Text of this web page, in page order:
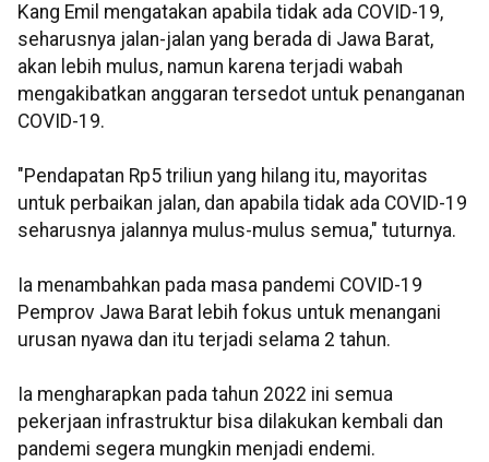
Kang Emil mengatakan apabila tidak ada COVID-19,
seharusnya jalan-jalan yang berada di Jawa Barat,
akan lebih mulus, namun karena terjadi wabah
mengakibatkan anggaran tersedot untuk penanganan
COVID-19.
"Pendapatan Rp5 triliun yang hilang itu, mayoritas
untuk perbaikan jalan, dan apabila tidak ada COVID-19
seharusnya jalannya mulus-mulus semua," tuturnya.
Ia menambahkan pada masa pandemi COVID-19
Pemprov Jawa Barat lebih fokus untuk menangani
urusan nyawa dan itu terjadi selama 2 tahun.
Ia mengharapkan pada tahun 2022 ini semua
pekerjaan infrastruktur bisa dilakukan kembali dan
pandemi segera mungkin menjadi endemi.